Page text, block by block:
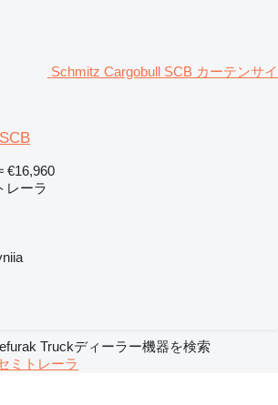
Schmitz Cargobull SCB カーテンサイ
€16,960
レーラ
Truckディーラー機器を検索
ミトレーラ